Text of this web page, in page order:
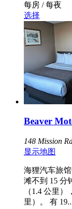
每房 / 每夜
选择
Beaver
148 Mission
显示地图
海狸汽车旅
滩不到 15 分
（1.4 公里
里）。 有